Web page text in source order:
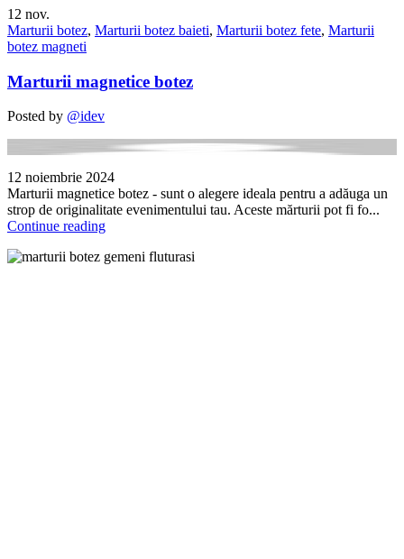
12 nov.
Marturii botez, Marturii botez baieti, Marturii botez fete, Marturii
botez magneti
Marturii magnetice botez
Posted by @idev
12 noiembrie 2024
Marturii magnetice botez - sunt o alegere ideala pentru a adăuga un
strop de originalitate evenimentului tau. Aceste mărturii pot fi fo...
Continue reading